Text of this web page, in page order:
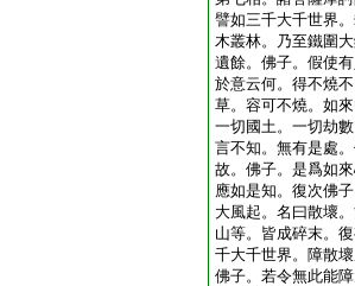
譬如三千大千世界
木叢林。乃至鐵圍
遺餘。佛子。假使
於意云何。得不燒
草。容可不燒。如
一切國土。一切劫
言不知。無有是處
故。佛子。是爲如
應如是知。復次佛
大風起。名曰散壞
山等。皆成碎末。
千大千世界。障散
佛子。若令無此能